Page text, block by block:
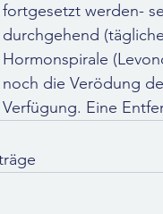
fortgesetzt werden-
durchgehend
Hormonspirale
noch die Verödung
Verfügung. Eine